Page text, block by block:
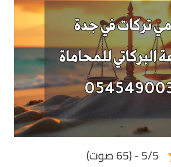
5/5 - (65 صوت)